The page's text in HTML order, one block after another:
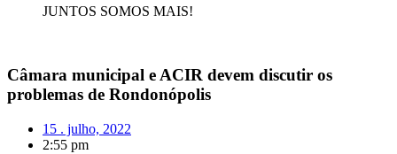
JUNTOS SOMOS MAIS!
Câmara municipal e ACIR devem discutir os
problemas de Rondonópolis
15 . julho, 2022
2:55 pm